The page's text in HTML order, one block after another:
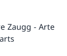
Zaugg - Arte